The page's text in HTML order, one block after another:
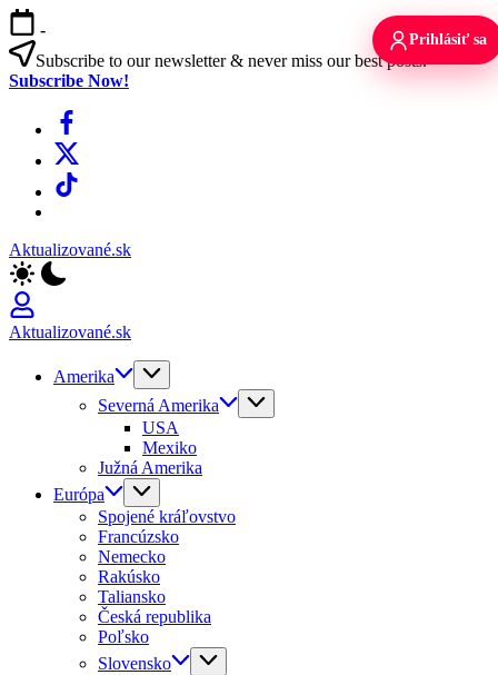
Skip
to
content
-
Subscribe to our newsletter & never miss our best posts.
Subscribe Now!
Facebook
X
TikTok
Aktualizované.sk
Aktualizované.sk
Amerika
Severná Amerika
USA
Mexiko
Južná Amerika
Európa
Spojené kráľovstvo
Francúzsko
Nemecko
Rakúsko
Taliansko
Česká republika
Poľsko
Slovensko
Prihlásiť sa